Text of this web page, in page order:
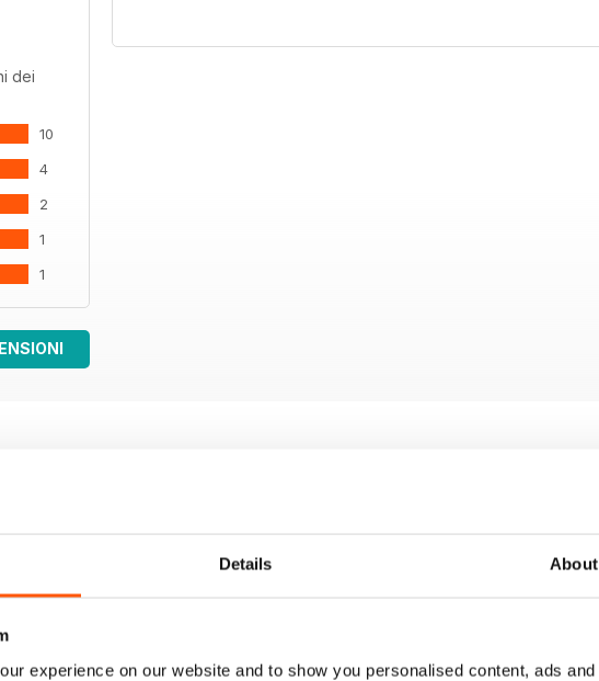
Details About
experience on our website and to show you personalised content, ads and
dei
10
4
2
1
1